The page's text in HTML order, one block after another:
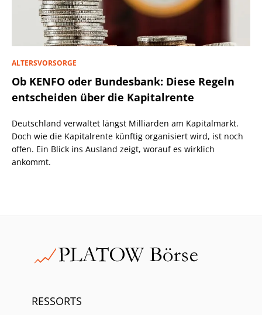
ALTERSVORSORGE
Ob KENFO oder Bundesbank: Diese Regeln
entscheiden über die Kapitalrente
Deutschland verwaltet längst Milliarden am Kapitalmarkt.
Doch wie die Kapitalrente künftig organisiert wird, ist noch
offen. Ein Blick ins Ausland zeigt, worauf es wirklich
ankommt.
RESSORTS